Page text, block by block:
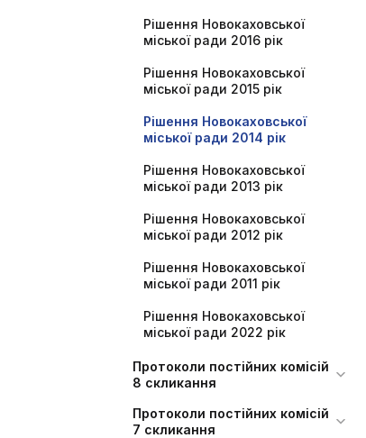
Рішення Новокаховської
міської ради 2016 рік
Рішення Новокаховської
міської ради 2015 рік
Рішення Новокаховської
міської ради 2014 рік
Рішення Новокаховської
міської ради 2013 рік
Рішення Новокаховської
міської ради 2012 рік
Рішення Новокаховської
міської ради 2011 рік
Рішення Новокаховської
міської ради 2022 рік
Протоколи постійних комісій
8 скликання
Протоколи постійних комісій
7 скликання